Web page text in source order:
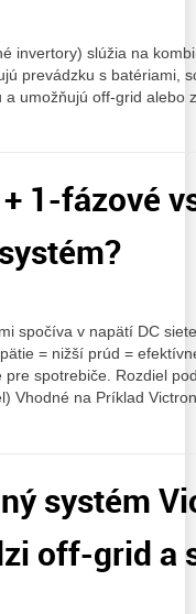
invertory) slúžia na
prevádzku s batériami,
umožňujú off-grid
1-fázové
spočíva v napätí DC
= nižší prúd =
spotrebiče. Rozdiel
Vhodné na Príklad
systém
off-grid a